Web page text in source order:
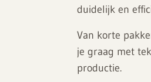
duidelijk en
Van korte
je graag met
productie.